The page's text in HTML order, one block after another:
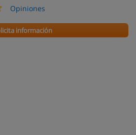
Opiniones
información